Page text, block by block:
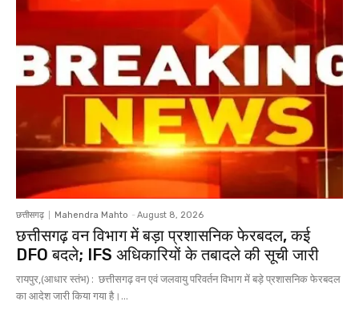
छत्तीसगढ़ Mahendra Mahto - August 8, 2026
छत्तीसगढ़ वन विभाग में बड़ा प्रशासनिक फेरबदल, कई
DFO बदले; IFS अधिकारियों के तबादले की सूची जारी
रायपुर,(आधार स्तंभ) : छत्तीसगढ़ वन एवं जलवायु परिवर्तन विभाग में बड़े प्रशासनिक फेरबदल
का आदेश जारी किया गया है।...